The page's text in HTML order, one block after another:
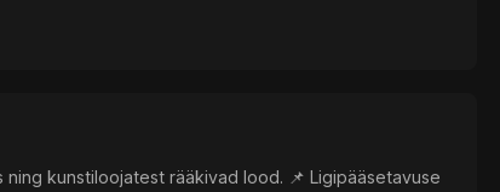
kunstiloojatest rääkivad lood. 📌 Ligipääsetavuse